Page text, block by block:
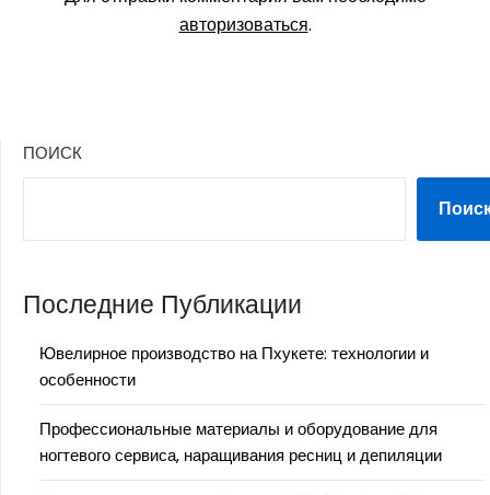
авторизоваться.
ПОИСК
Последние Публикации
Ювелирное производство на Пхукете: технологии и
особенности
Профессиональные материалы и оборудование для
ногтевого сервиса, наращивания ресниц и депиляции